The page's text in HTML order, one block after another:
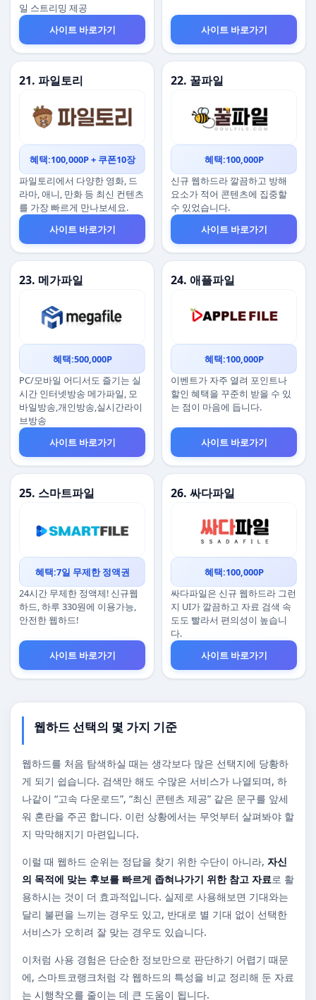
일 스트리밍 제공
사이트 바로가기
사이트 바로가기
21. 파일토리
혜택:100,000P + 쿠폰10장
파일토리에서 다양한 영화, 드
라마, 애니, 만화 등 최신 컨텐츠
를 가장 빠르게 만나보세요.
사이트 바로가기
22. 꿀파일
혜택:100,000P
신규 웹하드라 깔끔하고 방해
요소가 적어 콘텐츠에 집중할
수 있었습니다.
사이트 바로가기
23. 메가파일
혜택:500,000P
PC/모바일 어디서도 즐기는 실
시간 인터넷방송 메가파일, 모
바일방송,개인방송,실시간라이
브방송
사이트 바로가기
24. 애플파일
혜택:100,000P
이벤트가 자주 열려 포인트나
할인 혜택을 꾸준히 받을 수 있
는 점이 마음에 듭니다.
사이트 바로가기
25. 스마트파일
혜택:7일 무제한 정액권
24시간 무제한 정액제! 신규웹
하드, 하루 330원에 이용가능,
안전한 웹하드!
사이트 바로가기
26. 싸다파일
혜택:100,000P
싸다파일은 신규 웹하드라 그런
지 UI가 깔끔하고 자료 검색 속
도도 빨라서 편의성이 높습니
다.
사이트 바로가기
웹하드 선택의 몇 가지 기준
웹하드를 처음 탐색하실 때는 생각보다 많은 선택지에 당황하
게 되기 쉽습니다. 검색만 해도 수많은 서비스가 나열되며, 하
나같이 “고속 다운로드”, “최신 콘텐츠 제공” 같은 문구를 앞세
워 혼란을 주곤 합니다. 이런 상황에서는 무엇부터 살펴봐야 할
지 막막해지기 마련입니다.
이럴 때 웹하드 순위는 정답을 찾기 위한 수단이 아니라, 자신
의 목적에 맞는 후보를 빠르게 좁혀나가기 위한 참고 자료로 활
용하시는 것이 더 효과적입니다. 실제로 사용해보면 기대와는
달리 불편을 느끼는 경우도 있고, 반대로 별 기대 없이 선택한
서비스가 오히려 잘 맞는 경우도 있습니다.
이처럼 사용 경험은 단순한 정보만으로 판단하기 어렵기 때문
에, 스마트코랭크처럼 각 웹하드의 특성을 비교 정리해 둔 자료
는 시행착오를 줄이는 데 큰 도움이 됩니다.